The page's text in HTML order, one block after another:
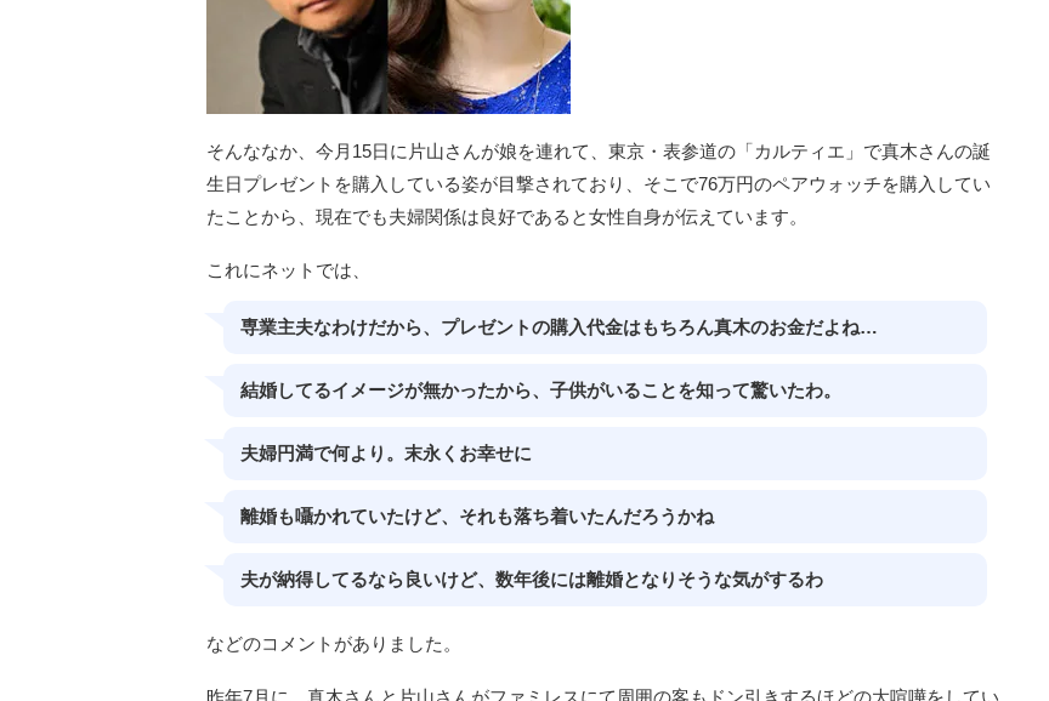
そんななか、今月15日に片山さんが娘を連れて、東京・表参道の「カルティエ」で真木さんの誕
生日プレゼントを購入している姿が目撃されており、そこで76万円のペアウォッチを購入してい
たことから、現在でも夫婦関係は良好であると女性自身が伝えています。
これにネットでは、
専業主夫なわけだから、プレゼントの購入代金はもちろん真木のお金だよね…
結婚してるイメージが無かったから、子供がいることを知って驚いたわ。
夫婦円満で何より。末永くお幸せに
離婚も囁かれていたけど、それも落ち着いたんだろうかね
夫が納得してるなら良いけど、数年後には離婚となりそうな気がするわ
などのコメントがありました。
昨年7月に、真木さんと片山さんがファミレスにて周囲の客もドン引きするほどの大喧嘩をしてい